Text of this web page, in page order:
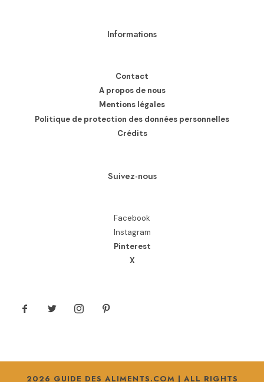
Informations
Contact
A propos de nous
Mentions légales
Politique de protection des données personnelles
Crédits
Suivez-nous
Facebook
Instagram
Pinterest
X
2026 GUIDE DES ALIMENTS.COM | ALL RIGHTS